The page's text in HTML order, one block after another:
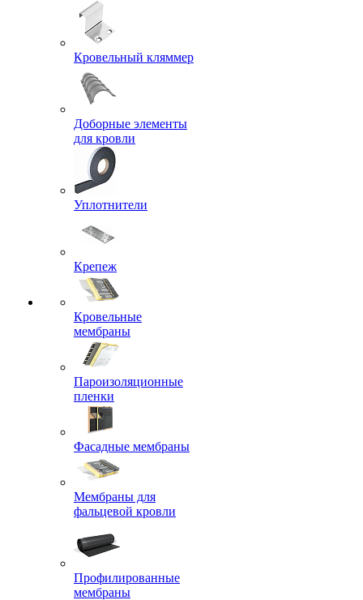
Кровельный кляммер
Доборные элементы
для кровли
Уплотнители
Крепеж
Кровельные
мембраны
Пароизоляционные
пленки
Фасадные мембраны
Мембраны для
фальцевой кровли
Профилированные
мембраны